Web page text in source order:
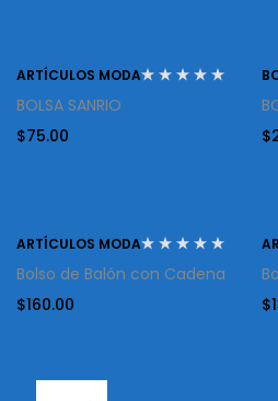
ARTÍCULOS MODA
BOLSA SANRIO
$75.00
$
ARTÍCULOS MODA
Bolso de Balón con Cadena
$160.00
$